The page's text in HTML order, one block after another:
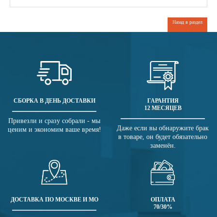
Назад в раздел
СБОРКА В ДЕНЬ ДОСТАВКИ
Привезли и сразу собрали - мы
ценим и экономим ваше время!
ГАРАНТИЯ
12 МЕСЯЦЕВ
Даже если вы обнаружите брак
в товаре, он будет обязательно
заменён.
ДОСТАВКА ПО МОСКВЕ И МО
ОПЛАТА
70/30%